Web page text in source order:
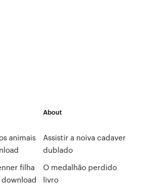
animais
filha
About
Assistir a noiva cadaver
dublado
O medalhão perdido
livro